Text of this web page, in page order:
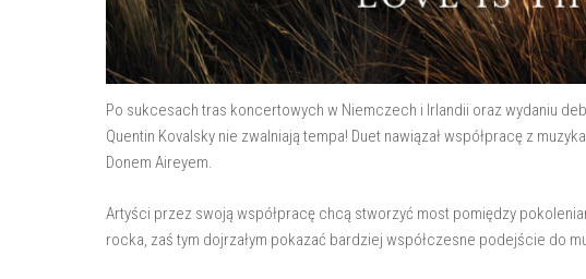
Po sukcesach tras koncertowych w Niemczech i Irlandii oraz wydaniu
Quentin Kovalsky nie zwalniają tempa! Duet nawiązał współpracę z
Donem Aireyem.
Artyści przez swoją współpracę chcą stworzyć most pomiędzy
rocka, zaś tym dojrzałym pokazać bardziej współczesne podejście do